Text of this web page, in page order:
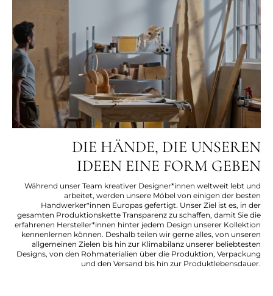
DIE HÄNDE, DIE UNSEREN
IDEEN EINE FORM GEBEN
Während unser Team kreativer Designer*innen weltweit lebt und
arbeitet, werden unsere Möbel von einigen der besten
Handwerker*innen Europas gefertigt. Unser Ziel ist es, in der
gesamten Produktionskette Transparenz zu schaffen, damit Sie die
erfahrenen Hersteller*innen hinter jedem Design unserer Kollektion
kennenlernen können. Deshalb teilen wir gerne alles, von unseren
allgemeinen Zielen bis hin zur Klimabilanz unserer beliebtesten
Designs, von den Rohmaterialien über die Produktion, Verpackung
und den Versand bis hin zur Produktlebensdauer.